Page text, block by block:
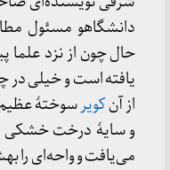
دانشگاهو مسئول
حال چون از نزد
یافته است و خیلی
از آنکویرسوختهٔ
و سایهٔ درخت خشکی
می‌یافت و واحه‌ای را